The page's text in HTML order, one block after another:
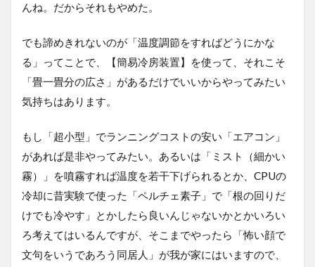
んね。だからそれもやめた。
でも諦めきれないのが「温度調節をすればどうにかな
る」ってことで、【簡易冷房装置】を使って、それこそ
「畳一畳分の広さ」があるだけでいいからやってみたい
気持ちはあります。
もし「超小型」でランニングコストの安い「エアコン」
があれば是非やってみたい。あるいは「ミスト（細かい
霧）」を噴霧すれば温度を若干下げられるとか、CPUの
冷却に昔実験で使った「ペルチェ素子」で「根の回りだ
けでも冷やす」とかしたら良いんじゃないかとかいろい
ろ考えてはいるんですが、そこまでやったら「怖い顔で
文句をいうであろう同居人」が我が家にはいますので、